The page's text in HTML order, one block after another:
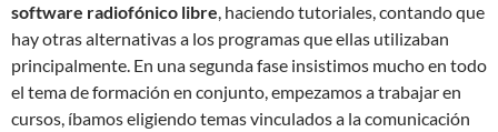
software radiofónico libre, haciendo tutoriales, contando que
hay otras alternativas a los programas que ellas utilizaban
principalmente. En una segunda fase insistimos mucho en todo
el tema de formación en conjunto, empezamos a trabajar en
cursos, íbamos eligiendo temas vinculados a la comunicación